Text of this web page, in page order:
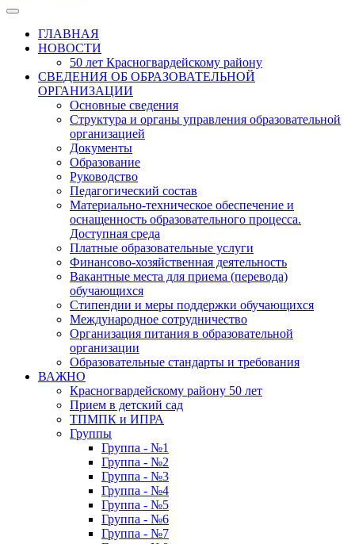
ГЛАВНАЯ
НОВОСТИ
50 лет Красногвардейскому району
СВЕДЕНИЯ ОБ ОБРАЗОВАТЕЛЬНОЙ
ОРГАНИЗАЦИИ
Основные сведения
Структура и органы управления образовательной
организацией
Документы
Образование
Руководство
Педагогический состав
Материально-техническое обеспечение и
оснащенность образовательного процесса.
Доступная среда
Платные образовательные услуги
Финансово-хозяйственная деятельность
Вакантные места для приема (перевода)
обучающихся
Стипендии и меры поддержки обучающихся
Международное сотрудничество
Организация питания в образовательной
организации
Образовательные стандарты и требования
ВАЖНО
Красногвардейскому району 50 лет
Прием в детский сад
ТПМПК и ИПРА
Группы
Группа - №1
Группа - №2
Группа - №3
Группа - №4
Группа - №5
Группа - №6
Группа - №7